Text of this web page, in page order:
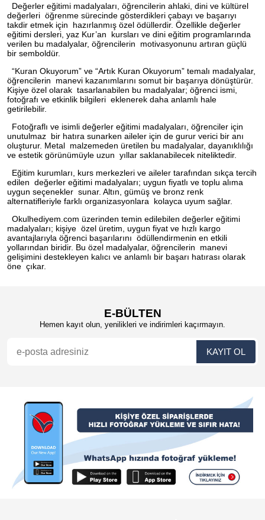
Değerler eğitimi madalyaları, öğrencilerin ahlaki, dini ve kültürel
değerleri öğrenme sürecinde gösterdikleri çabayı ve başarıyı
takdir etmek için hazırlanmış özel ödüllerdir. Özellikle değerler
eğitimi dersleri, yaz Kur’an kursları ve dini eğitim programlarında
verilen bu madalyalar, öğrencilerin motivasyonunu artıran güçlü
bir semboldür.
“Kuran Okuyorum” ve “Artık Kuran Okuyorum” temalı madalyalar,
öğrencilerin manevi kazanımlarını somut bir başarıya dönüştürür.
Kişiye özel olarak tasarlanabilen bu madalyalar; öğrenci ismi,
fotoğrafı ve etkinlik bilgileri eklenerek daha anlamlı hale
getirilebilir.
Fotoğraflı ve isimli değerler eğitimi madalyaları, öğrenciler için
unutulmaz bir hatıra sunarken aileler için de gurur verici bir anı
oluşturur. Metal malzemeden üretilen bu madalyalar, dayanıklılığı
ve estetik görünümüyle uzun yıllar saklanabilecek niteliktedir.
Eğitim kurumları, kurs merkezleri ve aileler tarafından sıkça tercih
edilen değerler eğitimi madalyaları; uygun fiyatlı ve toplu alıma
uygun seçenekler sunar. Altın, gümüş ve bronz renk
alternatifleriyle farklı organizasyonlara kolayca uyum sağlar.
Okulhediyem.com üzerinden temin edilebilen değerler eğitimi
madalyaları; kişiye özel üretim, uygun fiyat ve hızlı kargo
avantajlarıyla öğrenci başarılarını ödüllendirmenin en etkili
yollarından biridir. Bu özel madalyalar, öğrencilerin manevi
gelişimini destekleyen kalıcı ve anlamlı bir başarı hatırası olarak
öne çıkar.
E-BÜLTEN
Hemen kayıt olun, yenilikleri ve indirimleri kaçırmayın.